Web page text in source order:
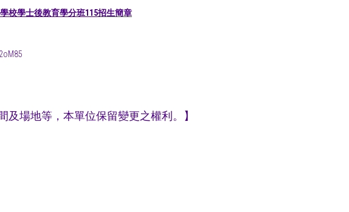
校學士後教育學分班115招生簡章
及場地等，本單位保留變更之權利。】